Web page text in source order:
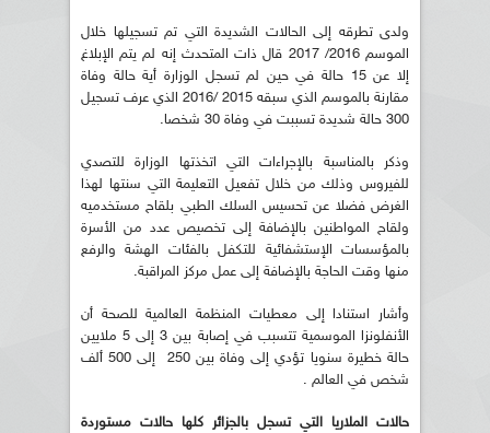
ولدى تطرقه إلى الحالات الشديدة التي تم تسجيلها خلال
الموسم 2016/ 2017 قال ذات المتحدث إنه لم يتم الإبلاغ
إلا عن 15 حالة في حين لم تسجل الوزارة أية حالة وفاة
مقارنة بالموسم الذي سبقه 2015 /2016 الذي عرف تسجيل
300 حالة شديدة تسببت في وفاة 30 شخصا.
وذكر بالمناسبة بالإجراءات التي اتخذتها الوزارة للتصدي
للفيروس وذلك من خلال تفعيل التعليمة التي سنتها لهذا
الغرض فضلا عن تحسيس السلك الطبي بلقاح مستخدميه
ولقاح المواطنين بالإضافة إلى تخصيص عدد من الأسرة
بالمؤسسات الإستشفائية للتكفل بالفئات الهشة والرفع
منها وقت الحاجة بالإضافة إلى عمل مركز المراقبة.
وأشار استنادا إلى معطيات المنظمة العالمية للصحة أن
الأنفلونزا الموسمية تتسبب في إصابة بين 3 إلى 5 ملايين
حالة خطيرة سنويا تؤدي إلى وفاة بين 250 إلى 500 ألف
شخص في العالم .
حالات الملاريا التي تسجل بالجزائر كلها حالات مستوردة